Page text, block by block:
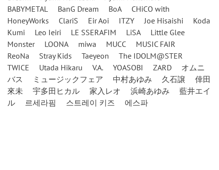
BABYMETAL
BanG Dream BoA
CHiCO with
HoneyWorks
ClariS Eir Aoi ITZY Joe Hisaishi
Koda
Kumi
Leo Ieiri LE SSERAFIM LiSA
Little Glee
Monster
LOONA miwa MUCC
MUSIC FAIR
ReoNa
Stray Kids Taeyeon
The IDOLM@STER
TWICE
Utada Hikaru V.A. YOASOBI ZARD
オムニ
バス
ミュージックフェア 中村あゆみ 久石譲
倖田
來未
宇多田ヒカル 家入レオ 浜崎あゆみ
藍井エイ
ル
르세라핌 스트레이 키즈 에스파